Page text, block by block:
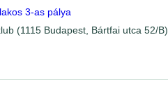
3-as pálya
(1115 Budapest, Bártfai utca 52/B)